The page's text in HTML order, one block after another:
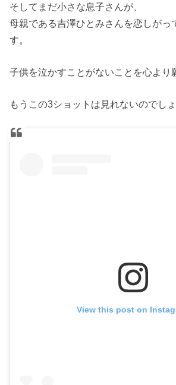
そしてまだ小さな息子さんが、
母親である吉澤ひとみさんを恋しがっ
す。
子供を泣かすことがないことを心より
もうこの3ショットは見れないのでしょ
View this post on